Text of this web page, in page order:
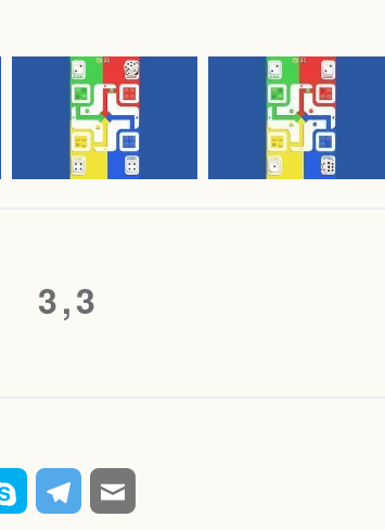
3,3